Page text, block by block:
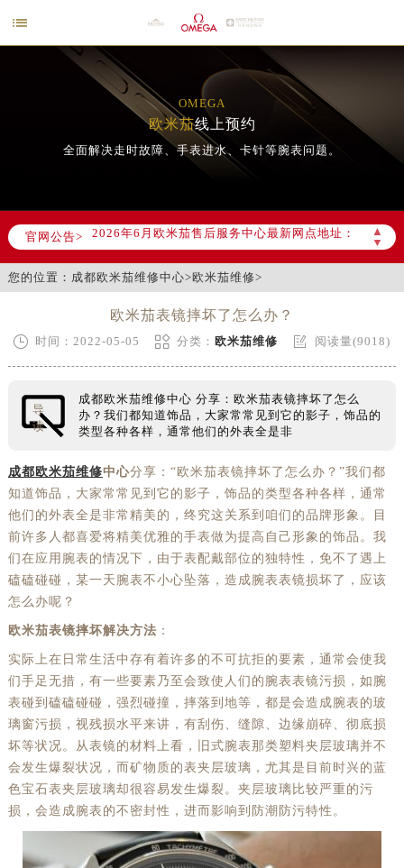

OMEGA
欧米茄线上预约
全面解决走时故障、手表进水、卡针等腕表问题。
官网公告>
▲
▼
2026年6月欧米茄售后服务中心最新网点地址：
四川省成都市锦江区人民东路6号SAC东原中心24层2406B室欧米茄售后服务中心（需提前预约）
节假日正常营业！
您的位置： 成都欧米茄维修中心>欧米茄维修>
欧米茄表镜摔坏了怎么办？
 时间：2022-05-05  分类： 欧米茄维修  阅读量(9018)
导
读
成都欧米茄维修中心 分享：欧米茄表镜摔坏了怎么
办？我们都知道饰品，大家常常见到它的影子，饰品的
类型各种各样，通常他们的外表全是非
成都欧米茄维修中心分享：“欧米茄表镜摔坏了怎么办？”我们都
知道饰品，大家常常见到它的影子，饰品的类型各种各样，通常
他们的外表全是非常精美的，终究这关系到咱们的品牌形象。目
前许多人都喜爱将精美优雅的手表做为提高自己形象的饰品。我
们在应用腕表的情况下，由于表配戴部位的独特性，免不了遇上
磕磕碰碰，某一天腕表不小心坠落，造成腕表表镜损坏了，应该
怎么办呢？
欧米茄表镜摔坏解决方法 ：
实际上在日常生活中存有着许多的不可抗拒的要素，通常会使我
们手足无措，有一些要素乃至会致使人们的腕表表镜污损，如腕
表碰到磕磕碰碰，强烈碰撞，摔落到地等，都是会造成腕表的玻
璃窗污损，视残损水平来讲，有刮伤、缝隙、边缘崩碎、彻底损
坏等状况。从表镜的材料上看，旧式腕表那类塑料夹层玻璃并不
会发生爆裂状况，而矿物质的表夹层玻璃，尤其是目前时兴的蓝
色宝石表夹层玻璃却很容易发生爆裂。夹层玻璃比较严重的污
损，会造成腕表的不密封性，进而影响到防潮防污特性。